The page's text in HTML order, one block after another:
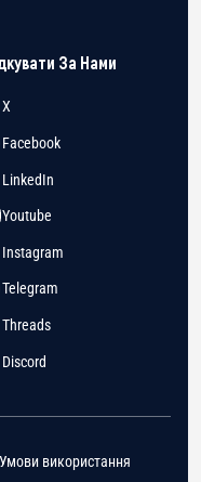
За Нами
X
Facebook
LinkedIn
Youtube
Instagram
Telegram
Threads
Discord
Умови використання